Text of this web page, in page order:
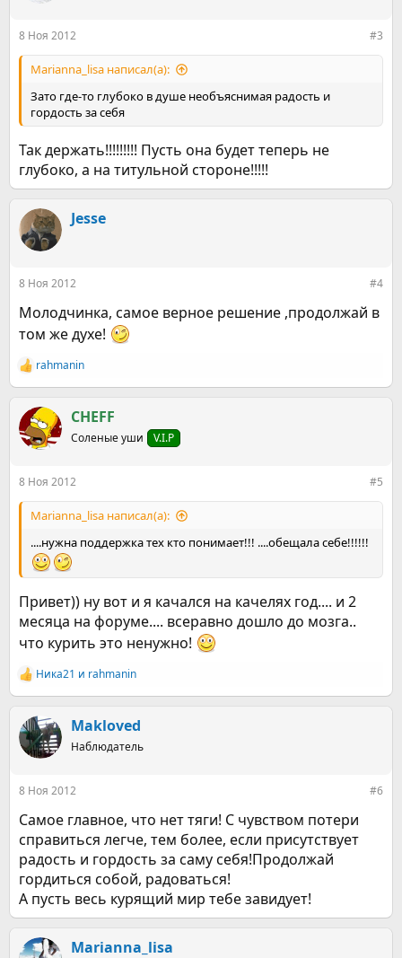
8 Ноя 2012 #3
Marianna_lisa написал(а):
Зато где-то глубоко в душе необъяснимая радость и
гордость за себя
Так держать!!!!!!!!! Пусть она будет теперь не
глубоко, а на титульной стороне!!!!!
Jesse
8 Ноя 2012 #4
Молодчинка, самое верное решение ,продолжай в
том же духе!
Р
е
к
ц
и
rahmanin
CHEFF
Соленые уши V.I.P
8 Ноя 2012 #5
Marianna_lisa написал(а):
....нужна поддержка тех кто понимает!!! ....обещала себе!!!!!!
Привет)) ну вот и я качался на качелях год.... и 2
месяца на форуме.... всеравно дошло до мозга..
что курить это ненужно!
Р
е
к
ц
и
Ника21 и rahmanin
Makloved
Наблюдатель
8 Ноя 2012 #6
Самое главное, что нет тяги! С чувством потери
справиться легче, тем более, если присутствует
радость и гордость за саму себя!Продолжай
гордиться собой, радоваться!
А пусть весь курящий мир тебе завидует!
Marianna_lisa